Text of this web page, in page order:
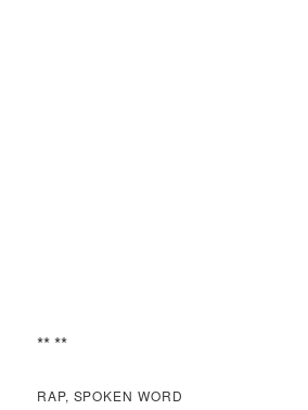
** **
RAP, SPOKEN WORD